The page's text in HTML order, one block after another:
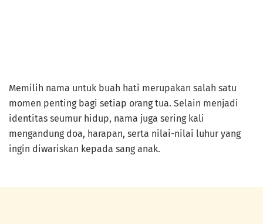
Memilih nama untuk buah hati merupakan salah satu
momen penting bagi setiap orang tua. Selain menjadi
identitas seumur hidup, nama juga sering kali
mengandung doa, harapan, serta nilai-nilai luhur yang
ingin diwariskan kepada sang anak.